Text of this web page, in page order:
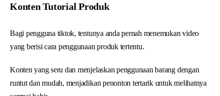
Konten Tutorial Produk
Bagi pengguna tiktok, tentunya anda pernah menemukan video
yang berisi cara penggunaan produk tertentu.
Konten yang seru dan menjelaskan penggunaan barang dengan
runtut dan mudah, menjadikan penonton tertarik untuk melihatnya